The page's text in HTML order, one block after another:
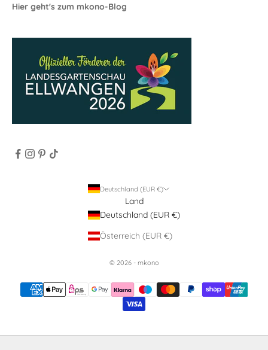
Hier geht's zum mkono-Blog
Deutschland (EUR €)
Land
Deutschland (EUR €)
Österreich (EUR €)
© 2026 - mkono